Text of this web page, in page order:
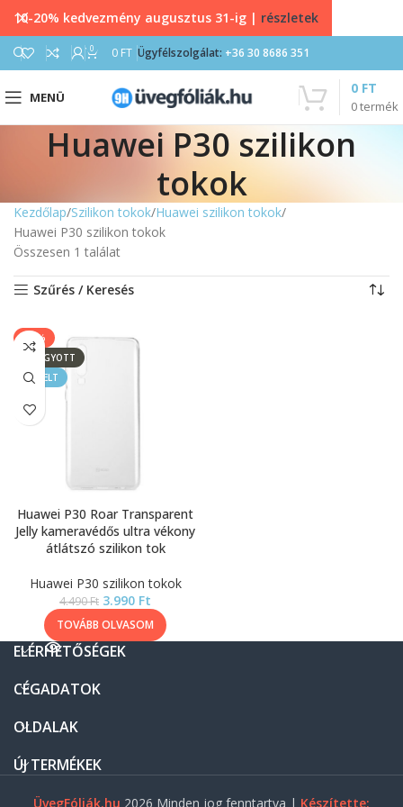
0 0 FT Ügyfélszolgálat: +36 30 8686 351
MENÜ
0termék
0 FT
Huawei P30 szilikon
tokok
Kezdőlap Szilikon tokok Huawei szilikon tokok
Huawei P30 szilikon tokok
Összesen 1 találat
Szűrés / Keresés
-11%
ELFOGYOTT
KIEMELT
Huawei P30 Roar Transparent
Jelly kameravédős ultra vékony
átlátszó szilikon tok
Huawei P30 szilikon tokok
4.490Ft 3.990 Ft
TOVÁBB OLVASOM
ELÉRHETŐSÉGEK
CÉGADATOK
OLDALAK
ÚJ TERMÉKEK
ÜvegFóliák.hu 2026 Minden jog fenntartva | Készítette:
10-20% kedvezmény augusztus 31-ig | részletek